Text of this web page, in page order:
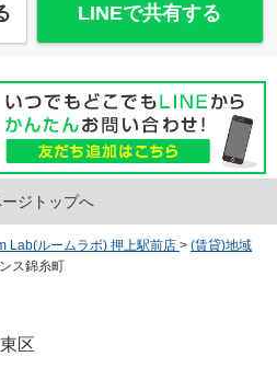
LINEで共有する
ジトップへ
Lab(ルームラボ) 押上駅前店 > (賃貸)地域
ス錦糸町
区